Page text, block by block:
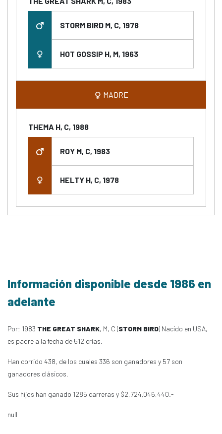
STORM BIRD M, C, 1978
HOT GOSSIP H, M, 1963
MADRE
THEMA H, C, 1988
ROY M, C, 1983
HELTY H, C, 1978
Información disponible desde 1986 en
adelante
Por: 1983 THE GREAT SHARK, M, C (STORM BIRD) Nacido en USA,
es padre a la fecha de 512 crías.
Han corrido 438, de los cuales 336 son ganadores y 57 son
ganadores clásicos.
Sus hijos han ganado 1285 carreras y $2,724,046,440.-
null